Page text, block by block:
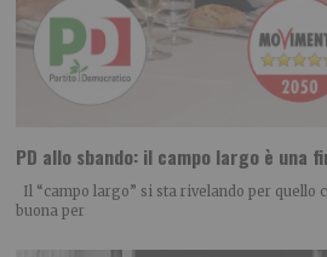
PD allo sbando: il campo largo è una
Il “campo largo” si sta rivelando per quello
buona per